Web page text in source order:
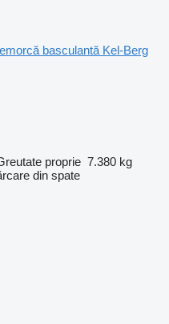
basculantă Kel-Berg
proprie 7.380 kg
din spate